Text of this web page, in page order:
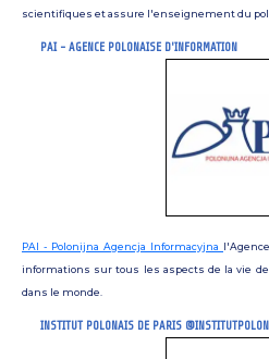
scientifiques et assure l'enseignement du
PAI - AGENCE POLONAISE D'INFORMATION
PAI - Polonijna Agencja Informacyjna
informations sur tous les aspects de la vie
dans le monde.
INSTITUT POLONAIS DE PARIS